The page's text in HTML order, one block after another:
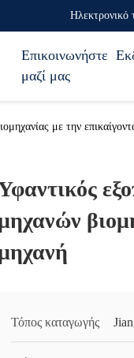
Ηλεκτρονικό
Επικοινωνήστε
μαζί μας
με την
Τόπος καταγωγής